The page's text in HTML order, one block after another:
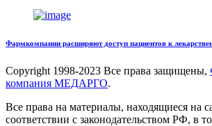
Фармкомпании расширяют доступ пациентов к
Copyright 1998-2023 Все права защищены,
компания МЕДАРГО.
Все права на материалы, находящиеся на
соответствии с законодательством РФ, в